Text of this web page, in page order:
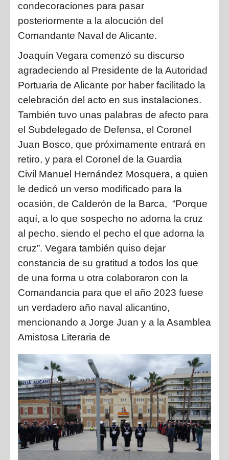
condecoraciones para pasar
posteriormente a la alocución del
Comandante Naval de Alicante.
Joaquín Vegara comenzó su discurso
agradeciendo al Presidente de la Autoridad
Portuaria de Alicante por haber facilitado la
celebración del acto en sus instalaciones.
También tuvo unas palabras de afecto para
el Subdelegado de Defensa, el Coronel
Juan Bosco, que próximamente entrará en
retiro, y para el Coronel de la Guardia
Civil Manuel Hernández Mosquera, a quien
le dedicó un verso modificado para la
ocasión, de Calderón de la Barca, “Porque
aquí, a lo que sospecho no adorna la cruz
al pecho, siendo el pecho el que adorna la
cruz”. Vegara también quiso dejar
constancia de su gratitud a todos los que
de una forma u otra colaboraron con la
Comandancia para que el año 2023 fuese
un verdadero año naval alicantino,
mencionando a Jorge Juan y a la Asamblea
Amistosa Literaria de